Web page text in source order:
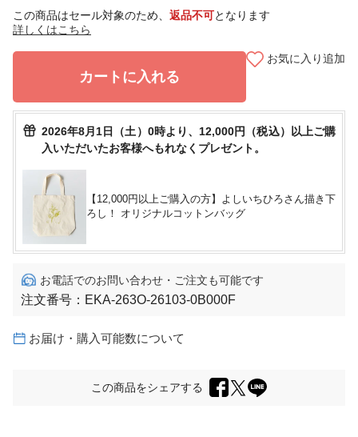
この商品はセール対象のため、 返品不可となります
詳しくはこちら
カートに入れる
お気に入り追加
2026年8月1日（土）0時より、12,000円（税込）以上ご購
入いただいたお客様へもれなくプレゼント。
【12,000円以上ご購入の方】よしいちひろさん描き下
ろし！ オリジナルコットンバッグ
お電話でのお問い合わせ・ご注文も可能です
注文番号： EKA-263O-26103-0B000F
お届け・購入可能数について
この商品をシェアする